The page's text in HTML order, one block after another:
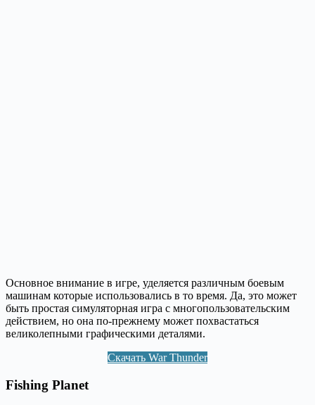
Основное внимание в игре, уделяется различным боевым
машинам которые использовались в то время. Да, это может
быть простая симуляторная игра с многопользовательским
действием, но она по-прежнему может похвастаться
великолепными графическими деталями.
Скачать War Thunder
Fishing Planet